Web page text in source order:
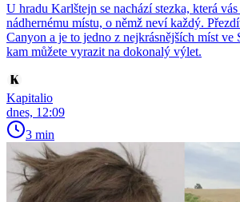
U hradu Karlštejn se nachází stezka, která
nádhernému místu, o němž neví každý.
Canyon a je to jedno z nejkrásnějších míst ve
kam můžete vyrazit na dokonalý výlet.
Kapitalio
dnes, 12:09
3 min